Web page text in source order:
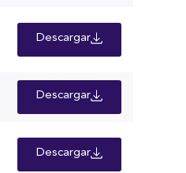
Descargar
Descargar
Descargar